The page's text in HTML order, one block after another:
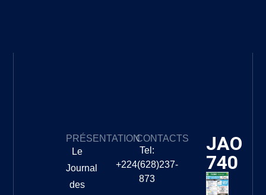
PRÉSENTATION
Le
Journal
des
CONTACTS
Tel:
+224(628)237-
873
JAO
740